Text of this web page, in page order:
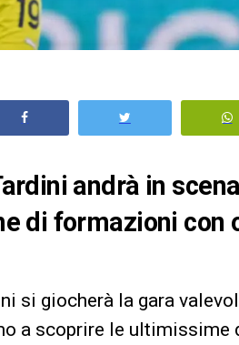
andrà in
di formazioni con
si giocherà la gara
a scoprire le ultimissime